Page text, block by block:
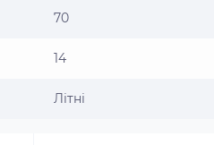
70
14
Літні